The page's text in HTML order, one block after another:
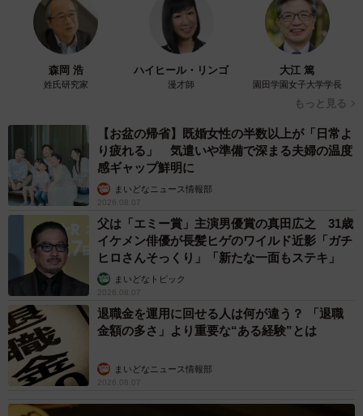
森岡 浩
姓氏研究家
ハイヒール・リンゴ
漫才師
大江 篤
園田学園女子大学学長
もっと見る
【お盆の帰省】既婚女性の半数以上が「日常よ
り疲れる」 気遣いや準備で深まる夫婦の温度
感ギャップ鮮明に
まいどなニュース情報部
2026.08.07
父は「エミー賞」主演男優賞の真田広之 31歳
イケメン俳優が長髪ヒゲのワイルド近影「ガチ
ヒロさんそっくり」「新たな一面もステキ」
まいどなトピック
2026.08.07
退職金を運用に回せる人は何が違う？ 「退職
金額の多さ」より重要な“ある経験”とは
まいどなニュース情報部
2026.08.07